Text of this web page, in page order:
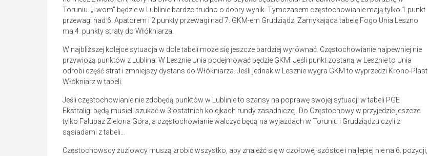
Toruniu. „Lwom” będzie w Lublinie bardzo trudno o dobry wynik. Tymczasem częstochowianie mają tylko 1 punkt
przewagi nad 6. Apatorem i 2 punkty przewagi nad 7. GKM-em Grudziądz. Zamykająca tabelę Fogo Unia Leszno
ma 4. punkty straty do Włókniarza.
W najbliższej kolejce sytuacja w dole tabeli może się jeszcze bardziej wyrównać. Częstochowianie najpewniej nie
przywiozą punktów z Lublina. W Lesznie Unia podejmować będzie GKM. Jeśli punkt zostaną w Lesznie to Unia
odrobi część strat i zmniejszy dystans do Włókniarza. Jeśli jednak w Lesznie wygra GKM to wyprzedzi Krono-Plast
Włókniarz w tabeli.
Jeśli częstochowianie nie zdobędą punktów w Lublinie to szansy na poprawę swojej sytuacji w tabeli PGE
Ekstraligi będą musieli szukać w 3 ostatnich kolejkach rundy zasadniczej. Do Częstochowy w przyjedzie jeszcze
tylko Falubaz Zielona Góra, a częstochowianie walczyć będą na wyjazdach w Toruniu i Grudziądzu czyli z
sąsiadami z tabeli…
Częstochowscy żużlowcy muszą zrobić wszystko, aby znaleźć się w czołowej szóstce i najlepiej nie na 6. pozycji,